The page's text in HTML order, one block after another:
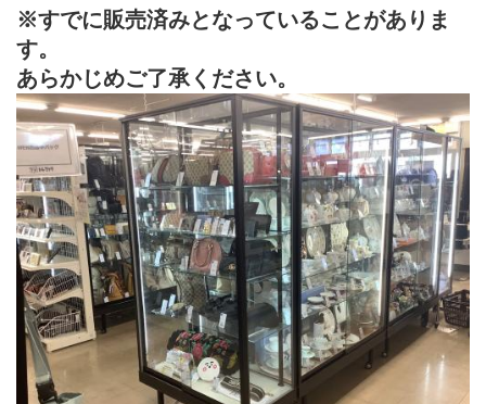
※すでに販売済みとなっていることがありま
す。
あらかじめご了承ください。